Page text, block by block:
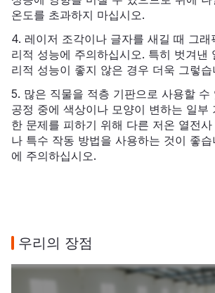
온도를 초과하지 마십시오.
4. 레이저 조각이나 글자를 새길 때 그래
리적 성능에 주의하십시오. 특히 벗겨낸
리적 성능이 좋지 않은 경우 더욱 그렇습
5. 많은 직물을 적층 기판으로 사용할 수
공정 중에 색상이나 모양이 변하는 일부
한 문제를 피하기 위해 다른 저온 열전
나 특수 작동 방법을 사용하는 것이 좋
에 주의하십시오.
우리의 장점